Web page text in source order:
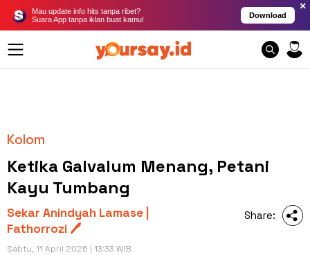
Mau update info hits tanpa ribet?
Suara App tanpa iklan buat kamu!
Download
×
Kolom
Ketika Galvalum Menang, Petani
Kayu Tumbang
Sekar Anindyah Lamase |
Fathorrozi 🖊️
Sabtu, 11 April 2026 | 13:33 WIB
Share: